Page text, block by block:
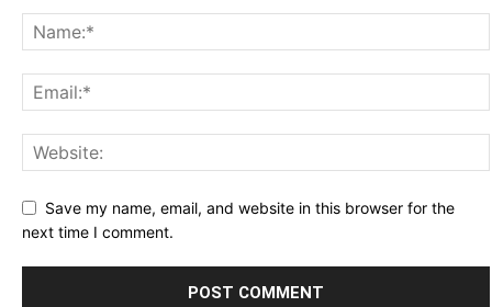
Save my name, email, and website in this browser for the
next time I comment.